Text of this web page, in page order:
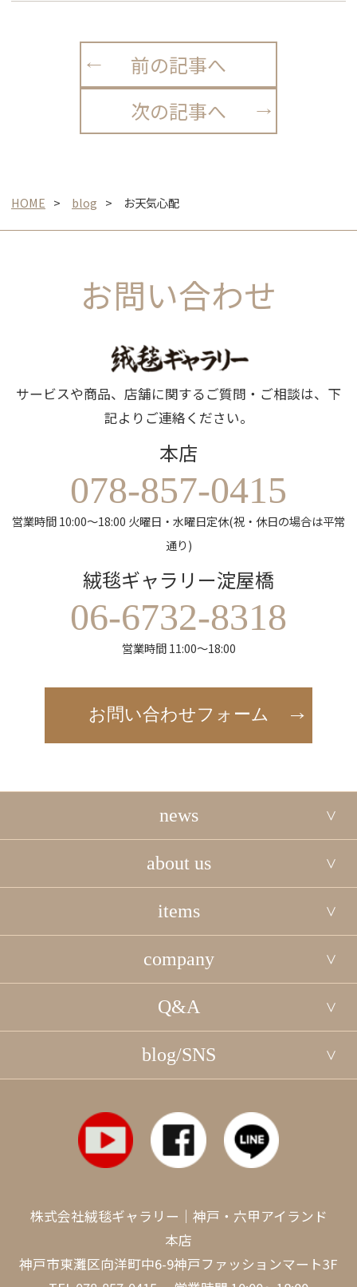
前の記事へ
次の記事へ
HOME blog お天気心配
お問い合わせ
サービスや商品、店舗に関するご質問・ご相談は、下
記よりご連絡ください。
本店
078-857-0415
営業時間 10:00～18:00 火曜日・水曜日定休(祝・休日の場合は平常
通り)
絨毯ギャラリー淀屋橋
06-6732-8318
営業時間 11:00～18:00
お問い合わせフォーム
news
about us
items
company
Q&A
blog/SNS
株式会社絨毯ギャラリー｜神戸・六甲アイランド
本店
神戸市東灘区向洋町中6-9神戸ファッションマート3F